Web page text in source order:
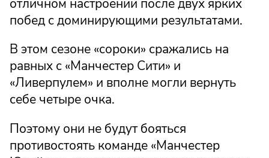
побед с доминирующими результатами.
В этом сезоне «сороки» сражались на
равных с «Манчестер Сити» и
«Ливерпулем» и вполне могли вернуть
себе четыре очка.
Поэтому они не будут бояться
противостоять команде «Манчестер